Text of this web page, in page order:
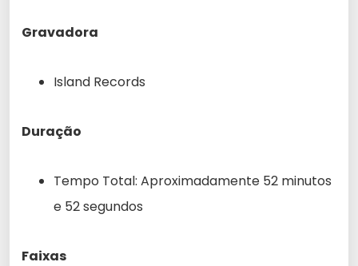
Gravadora
Island Records
Duração
Tempo Total: Aproximadamente 52 minutos
e 52 segundos
Faixas